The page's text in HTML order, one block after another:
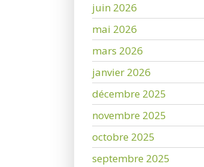
juin 2026
mai 2026
mars 2026
janvier 2026
décembre 2025
novembre 2025
octobre 2025
septembre 2025